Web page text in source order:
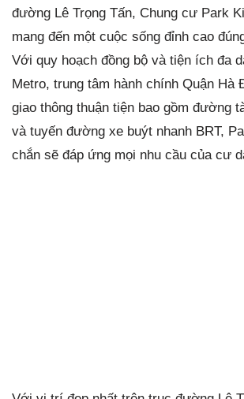
đường Lê Trọng Tấn, Chung cư Park
mang đến một cuộc sống đỉnh cao
Với quy hoạch đồng bộ và tiện ích đa
Metro, trung tâm hành chính Quận Hà
giao thông thuận tiện bao gồm đường
và tuyến đường xe buýt nhanh BRT,
chắn sẽ đáp ứng mọi nhu cầu của cư